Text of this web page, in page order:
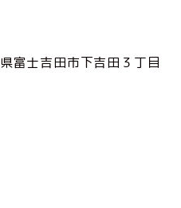
富士吉田市下吉田３丁目